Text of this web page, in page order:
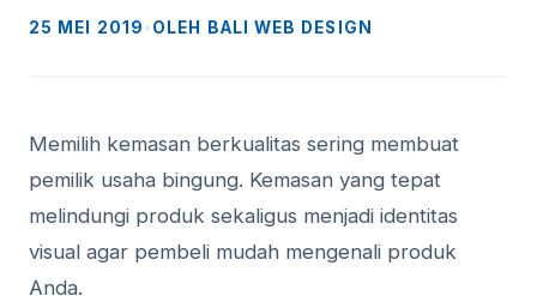
25 MEI 2019•OLEH BALI WEB DESIGN
Memilih kemasan berkualitas sering membuat
pemilik usaha bingung. Kemasan yang tepat
melindungi produk sekaligus menjadi identitas
visual agar pembeli mudah mengenali produk
Anda.